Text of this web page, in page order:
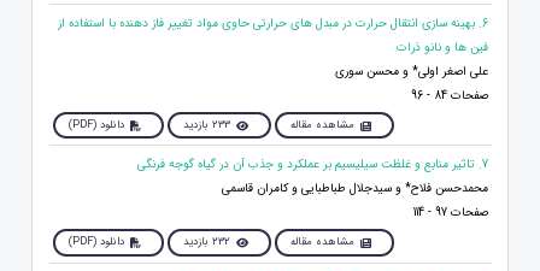
6. بهینه سازی انتقال حرارت در مبدل های حرارتی حاوی مواد تغییر فاز دهنده با استفاده از
فین ها و نانو ذرات
علی اصغر اولی* و محسن سوری
صفحات 84 - 96
مشاهده مقاله 233 بازدید دانلود (PDF)
7. تاثیر منابع و غلظت سیلیسیم بر عملکرد و جذب آن در گیاه گوجه فرنگی
محمدحسن فلاح* و سیدجلال طباطبایی و کامران قاسمی
صفحات 97 - 114
مشاهده مقاله 232 بازدید دانلود (PDF)